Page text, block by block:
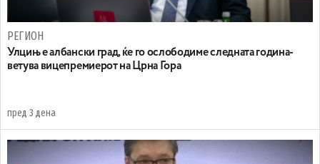
РЕГИОН
Улцињ е албански град, ќе го ослободиме следната година-
ветува вицепремиерот на Црна Гора
пред 3 дена